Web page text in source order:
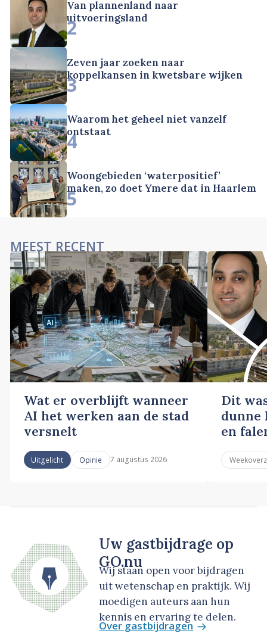
Van plannenland naar
uitvoeringsland
2
Zeven jaar zoeken naar
koppelkansen in kwetsbare wijken
3
Waarom het geheel niet vanzelf
ontstaat
4
Woongebieden ‘waterpositief’
maken, zo doet Ymere dat in Haarlem
5
MEEST RECENT
Wat er overblijft wanneer
AI het werken aan de stad
versnelt
Uitgelicht Opinie 7 augustus 2026
Dit
dunne
en
Uw gastbijdrage op
GO.nu
Wij staan open voor bijdragen
uit wetenschap en praktijk. Wij
moedigen auteurs aan hun
kennis en ervaring te delen.
Over gastbijdragen